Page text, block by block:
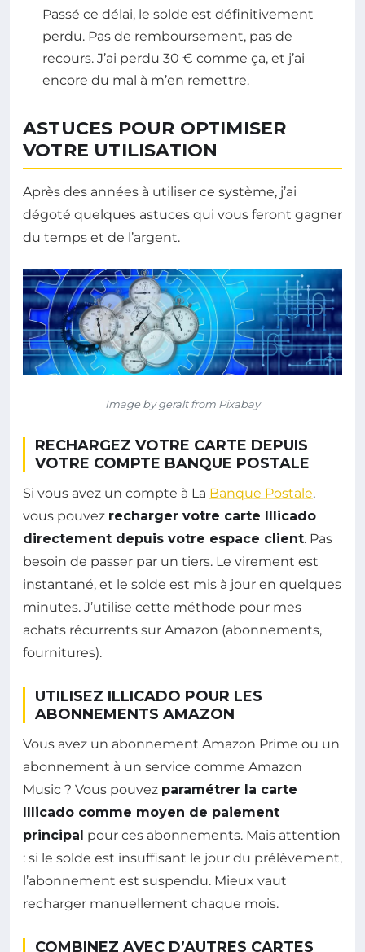
Passé ce délai, le solde est définitivement
perdu. Pas de remboursement, pas de
recours. J’ai perdu 30 € comme ça, et j’ai
encore du mal à m’en remettre.
ASTUCES POUR OPTIMISER
VOTRE UTILISATION
Après des années à utiliser ce système, j’ai
dégoté quelques astuces qui vous feront gagner
du temps et de l’argent.
Image by geralt from Pixabay
RECHARGEZ VOTRE CARTE DEPUIS
VOTRE COMPTE BANQUE POSTALE
Si vous avez un compte à La Banque Postale,
vous pouvez recharger votre carte Illicado
directement depuis votre espace client. Pas
besoin de passer par un tiers. Le virement est
instantané, et le solde est mis à jour en quelques
minutes. J’utilise cette méthode pour mes
achats récurrents sur Amazon (abonnements,
fournitures).
UTILISEZ ILLICADO POUR LES
ABONNEMENTS AMAZON
Vous avez un abonnement Amazon Prime ou un
abonnement à un service comme Amazon
Music ? Vous pouvez paramétrer la carte
Illicado comme moyen de paiement
principal pour ces abonnements. Mais attention
: si le solde est insuffisant le jour du prélèvement,
l’abonnement est suspendu. Mieux vaut
recharger manuellement chaque mois.
COMBINEZ AVEC D’AUTRES CARTES